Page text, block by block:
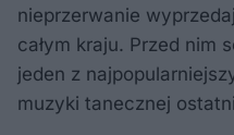
nieprzerwanie
całym kraju. Przed nim
jeden z
muzyki tanecznej